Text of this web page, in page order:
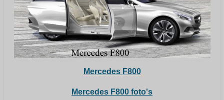
Mercedes F800
Mercedes F800 foto's